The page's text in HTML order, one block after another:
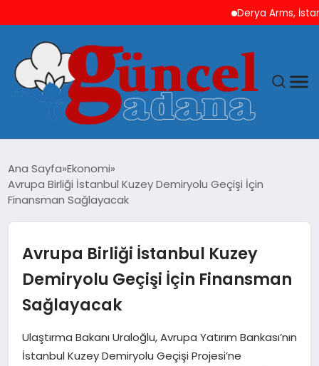
Derya Arms, İstanbul
GÜNCEL
MAGAZIN
SAĞLIK
SPOR
Ana Sayfa Ekonomi
Avrupa Birliği İstanbul Kuzey Demiryolu Geçişi İçin
Finansman Sağlayacak
Avrupa Birliği İstanbul Kuzey
Demiryolu Geçişi İçin Finansman
Sağlayacak
Ulaştırma Bakanı Uraloğlu, Avrupa Yatırım Bankası’nın
İstanbul Kuzey Demiryolu Geçişi Projesi’ne